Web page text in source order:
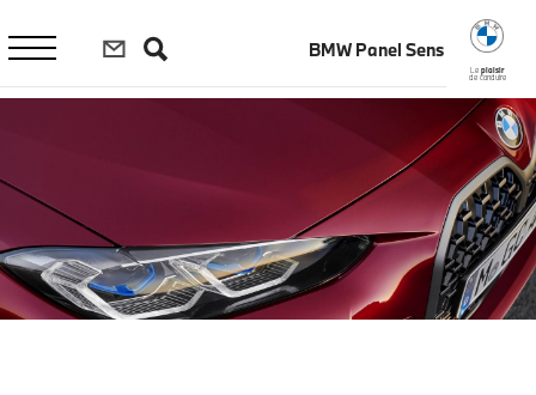
contenu
principal
BMW Panel Sens
Le plaisir
de conduire